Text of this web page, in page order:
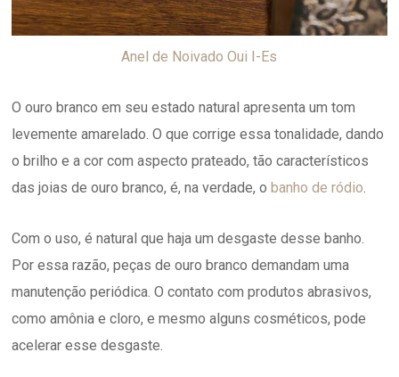
Anel de Noivado Oui I-Es
O ouro branco em seu estado natural apresenta um tom
levemente amarelado. O que corrige essa tonalidade, dando
o brilho e a cor com aspecto prateado, tão característicos
das joias de ouro branco, é, na verdade, obanho de ródio
Com o uso, é natural que haja um desgaste desse banho.
Por essa razão, peças de ouro branco demandam uma
manutenção periódica. O contato com produtos abrasivos,
como amônia e cloro, e mesmo alguns cosméticos, pode
acelerar esse desgaste.